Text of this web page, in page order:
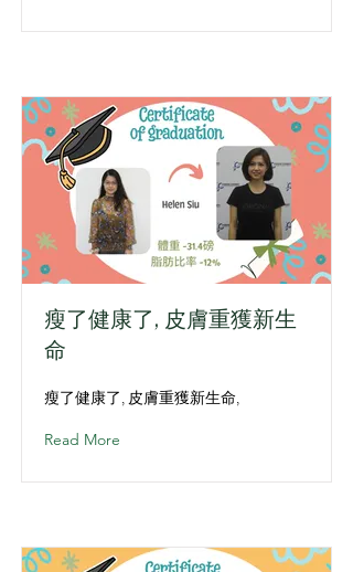
瘦了健康了, 皮膚重獲新生
命
瘦了健康了, 皮膚重獲新生命,
Read More